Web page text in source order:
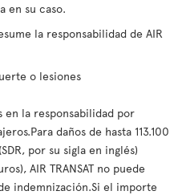
en su caso.
la responsabilidad de AIR
o lesiones
la responsabilidad por
daños de hasta 113.100
por su sigla en inglés)
AIR TRANSAT no puede
indemnización.Si el importe